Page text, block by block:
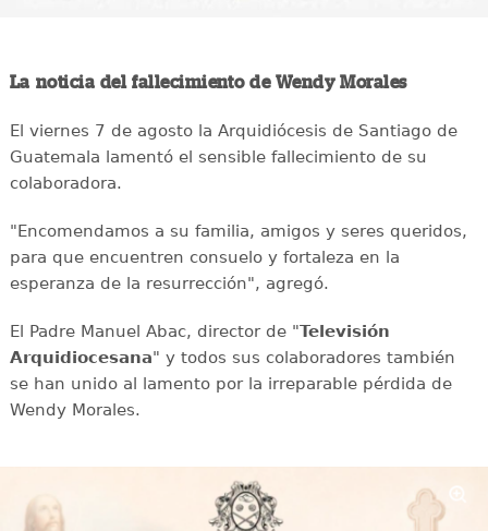
La noticia del fallecimiento de Wendy Morales
El viernes 7 de agosto la Arquidiócesis de Santiago de
Guatemala lamentó el sensible fallecimiento de su
colaboradora.
"Encomendamos a su familia, amigos y seres queridos,
para que encuentren consuelo y fortaleza en la
esperanza de la resurrección", agregó.
El Padre Manuel Abac, director de "Televisión
Arquidiocesana" y todos sus colaboradores también
se han unido al lamento por la irreparable pérdida de
Wendy Morales.